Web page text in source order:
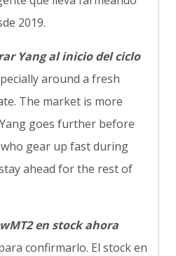
2019.
Yang al inicio del ciclo
around a fresh
The market is more
goes further before
gear up fast during
ahead for the rest of
en stock ahora
confirmarlo. El stock en